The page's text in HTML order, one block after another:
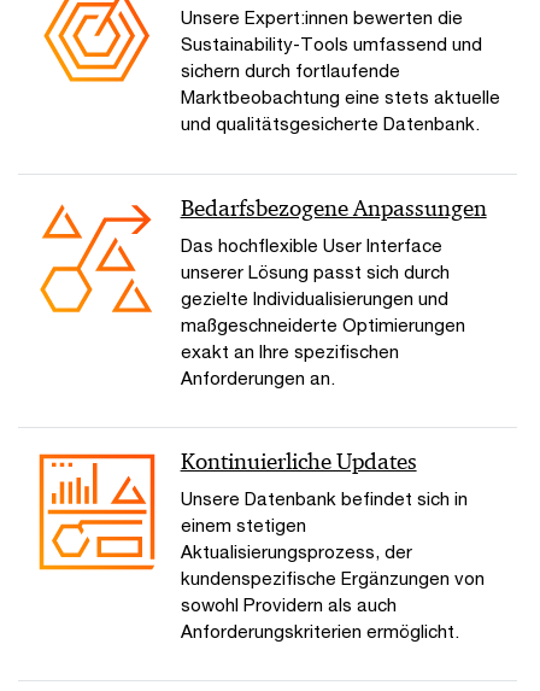
Unsere Expert:innen bewerten die
Sustainability-Tools umfassend und
sichern durch fortlaufende
Marktbeobachtung eine stets aktuelle
und qualitätsgesicherte Datenbank.
Bedarfsbezogene Anpassungen
Das hochflexible User Interface
unserer Lösung passt sich durch
gezielte Individualisierungen und
maßgeschneiderte Optimierungen
exakt an Ihre spezifischen
Anforderungen an.
Kontinuierliche Updates
Unsere Datenbank befindet sich in
einem stetigen
Aktualisierungsprozess, der
kundenspezifische Ergänzungen von
sowohl Providern als auch
Anforderungskriterien ermöglicht.